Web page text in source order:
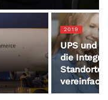
2019
UPS und
die
Standorte